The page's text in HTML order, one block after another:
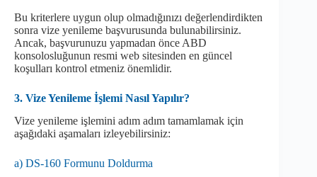
Bu kriterlere uygun olup olmadığınızı değerlendirdikten
sonra vize yenileme başvurusunda bulunabilirsiniz.
Ancak, başvurunuzu yapmadan önce ABD
konsolosluğunun resmi web sitesinden en güncel
koşulları kontrol etmeniz önemlidir.
3. Vize Yenileme İşlemi Nasıl Yapılır?
Vize yenileme işlemini adım adım tamamlamak için
aşağıdaki aşamaları izleyebilirsiniz:
a) DS-160 Formunu Doldurma